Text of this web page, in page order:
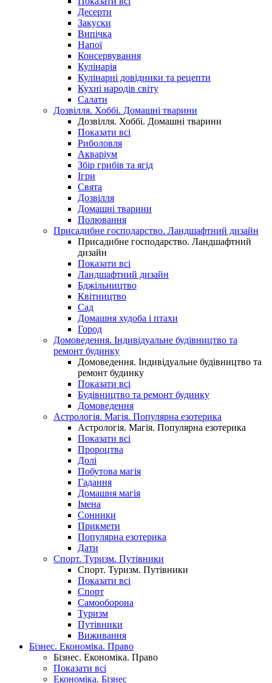
Десерти
Закуски
Випічка
Напої
Консервування
Кулінарія
Кулінарні довідники та рецепти
Кухні народів світу
Салати
Дозвілля. Хоббі. Домашні тварини
Дозвілля. Хоббі. Домашні тварини
Показати всі
Риболовля
Акваріум
Збір грибів та ягід
Ігри
Свята
Дозвілля
Домашні тварини
Полювання
Присадибне господарство. Ландшафтний дизайн
Присадибне господарство. Ландшафтний
дизайн
Показати всі
Ландшафтний дизайн
Бджільництво
Квітництво
Сад
Домашня худоба і птахи
Город
Домоведення. Індивідуальне будівництво та
ремонт будинку
Домоведення. Індивідуальне будівництво та
ремонт будинку
Показати всі
Будівництво та ремонт будинку
Домоведення
Астрологія. Магія. Популярна езотерика
Астрологія. Магія. Популярна езотерика
Показати всі
Пророцтва
Долі
Побутова магія
Гадання
Домашня магія
Імена
Сонники
Прикмети
Популярна езотерика
Дати
Спорт. Туризм. Путівники
Спорт. Туризм. Путівники
Показати всі
Спорт
Самооборона
Туризм
Путівники
Виживання
Бізнес. Економіка. Право
Бізнес. Економіка. Право
Показати всі
Економіка. Бізнес